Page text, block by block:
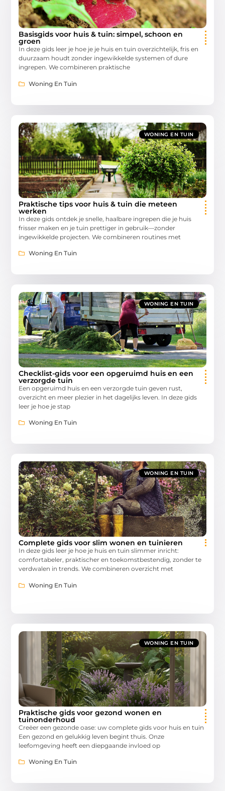
Basisgids voor huis & tuin: simpel, schoon en
groen
In deze gids leer je hoe je je huis en tuin overzichtelijk, fris en
duurzaam houdt zonder ingewikkelde systemen of dure
ingrepen. We combineren praktische
Woning En Tuin
WONING EN TUIN
Praktische tips voor huis & tuin die meteen
werken
In deze gids ontdek je snelle, haalbare ingrepen die je huis
frisser maken en je tuin prettiger in gebruik—zonder
ingewikkelde projecten. We combineren routines met
Woning En Tuin
WONING EN TUIN
Checklist-gids voor een opgeruimd huis en een
verzorgde tuin
Een opgeruimd huis en een verzorgde tuin geven rust,
overzicht en meer plezier in het dagelijks leven. In deze gids
leer je hoe je stap
Woning En Tuin
WONING EN TUIN
Complete gids voor slim wonen en tuinieren
In deze gids leer je hoe je huis en tuin slimmer inricht:
comfortabeler, praktischer en toekomstbestendig, zonder te
verdwalen in trends. We combineren overzicht met
Woning En Tuin
WONING EN TUIN
Praktische gids voor gezond wonen en
tuinonderhoud
Creëer een gezonde oase: uw complete gids voor huis en tuin
Een gezond en gelukkig leven begint thuis. Onze
leefomgeving heeft een diepgaande invloed op
Woning En Tuin